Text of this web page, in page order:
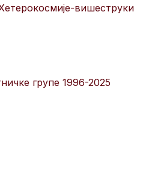
вишеструки
групе 1996-2025